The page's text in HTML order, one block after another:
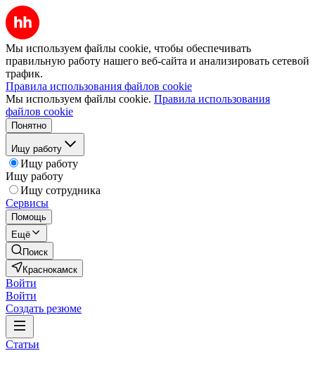
Мы используем файлы cookie, чтобы обеспечивать
правильную работу нашего веб-сайта и анализировать сетевой
трафик.
Правила использования файлов cookie
Мы используем файлы cookie. Правила использования
файлов cookie
Понятно
Ищу работу
Ищу работу
Ищу работу
Ищу сотрудника
Сервисы
Помощь
Ещё
Поиск
Краснокамск
Войти
Войти
Создать резюме
Статьи